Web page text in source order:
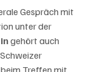
Gespräch mit
unter der
gehört auch
Treffen mit